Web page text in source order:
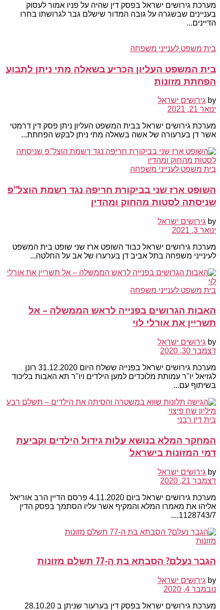
מערכת גירושים ישראל בפסק דין שהיה על פניו אמור לעסוק
בעניינים שבשגרה על גובה המדור שישלם גבר לגרושתו בחרו
הדיינים...
בית משפט לענייני משפחה
בית המשפט העליון הכריע בשאלה מתי ניתן לתבוע
הפחתת מזונות
by גירושים ישראל
ינואר 21, 2021
מערכת גירושים ישראל בבית המשפט העליון ניתן פסק דין דרמטי
אשר דן בערעורה של אשה בשאלה מתי ניתן לבקש הפחתת...
בית משפט לענייני משפחה
השופט ארז שני בביקורת חריפה נגד רשמת הוצל"פ
שניסתה לסטות מהחוק ומהדין
by גירושים ישראל
ינואר 3, 2021
מערכת גירושים ישראל כבוד השופט ארז שני שופט בית המשפט
לעינייני משפחה בתל אביב דן בערערו של אב על החלטה...
בית משפט לענייני משפחה
האבות הגרושים בפנייה לראש הממשלה – אל
תשריין את אורלי לוי
by גירושים ישראל
דצמבר 30, 2020
מערכת גירושים ישראל בפנייה ששלח היום 31.12.2020 רונן
לגזיאל יו"ר עמותת מלוכדים למען הילדים ויו"ר תא האבות בליכוד
בשיתוף עם...
בית דין רבני
המחקר המלא בנושא עלות גידול הילדים וקביעת
דמי המזונות בישראל
by גירושים ישראל
דצמבר 21, 2020
מערכת גירושים ישראל ביום 4.11.2020 פרסם הדיין הרב אוריאל
אליהו את מאמרו המלא והמקיף אשר עליו הסתמך בפסק הדין
1128743/7....
מזונות
הגבר נעלם? הסבתא בת ה-77 תשלם מזונות
by גירושים ישראל
נובמבר 4, 2020
מערכת גירושים ישראל בפסק דין בערעור שניתן ב 28.10.20